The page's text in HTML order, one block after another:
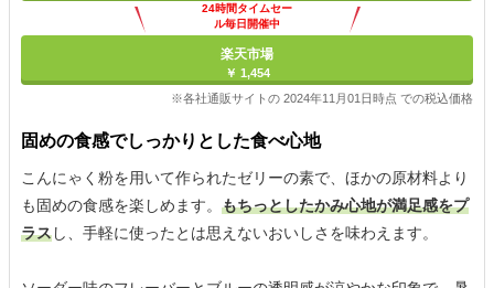
24時間タイムセー
ル毎日開催中
楽天市場
￥ 1,454
※各社通販サイトの 2024年11月01日時点 での税込価格
固めの食感でしっかりとした食べ心地
こんにゃく粉を用いて作られたゼリーの素で、ほかの原材料より
も固めの食感を楽しめます。 もちっとしたかみ心地が満足感をプ
ラスし、手軽に使ったとは思えないおいしさを味わえます。